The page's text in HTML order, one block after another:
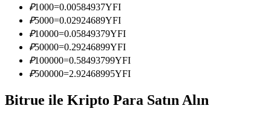
Bilgi
Ticaret bilgileri vb. dahil olmak üzere büyük veri analizi.
₽1000=0.00584937YFI
₽5000=0.02924689YFI
₽10000=0.05849379YFI
₽50000=0.29246899YFI
₽100000=0.58493799YFI
₽500000=2.92468995YFI
Bitrue ile Kripto Para Satın Alın